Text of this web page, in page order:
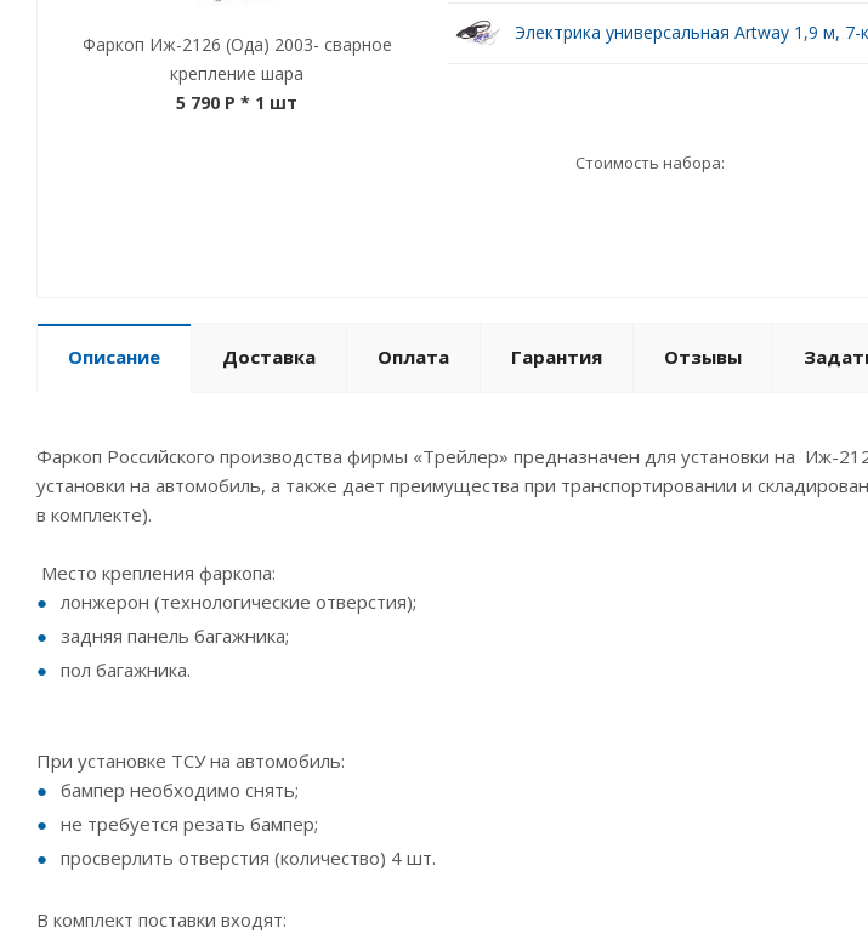
Фаркоп Иж-2126 (Ода) 2003- сварное
крепление шара
5 790 P * 1 шт
Электрика универсальная Artway 1,9 м, 7-
Стоимость набора:
Описание Доставка Оплата Гарантия Отзывы
Фаркоп Российского производства фирмы «Трейлер» предназначен для установки на Иж-
установки на автомобиль, а также дает преимущества при транспортировании и
в комплекте).
Место крепления фаркопа:
лонжерон (технологические отверстия);
задняя панель багажника;
пол багажника.
При установке ТСУ на автомобиль:
бампер необходимо снять;
не требуется резать бампер;
просверлить отверстия (количество) 4 шт.
В комплект поставки входят: